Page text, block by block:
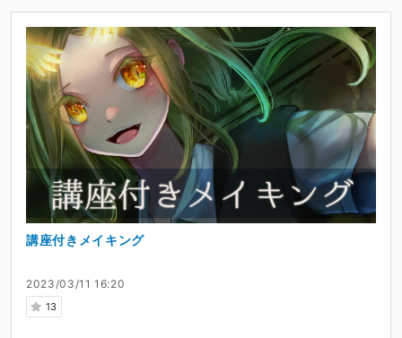
2023/03/11 16:20
13
講座付きメイキング